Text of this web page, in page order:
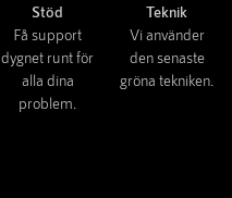
Stöd
Få support
dygnet runt för
alla dina
problem.
Teknik
Vi använder
den senaste
gröna tekniken.